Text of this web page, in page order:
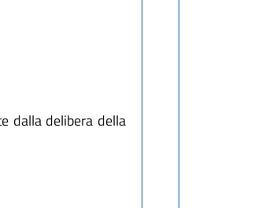
dalla delibera della